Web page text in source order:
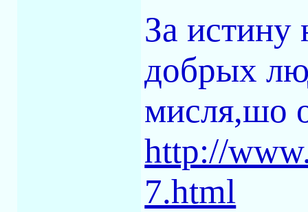
За истину
добрых
мисля,шо
http://
7.html